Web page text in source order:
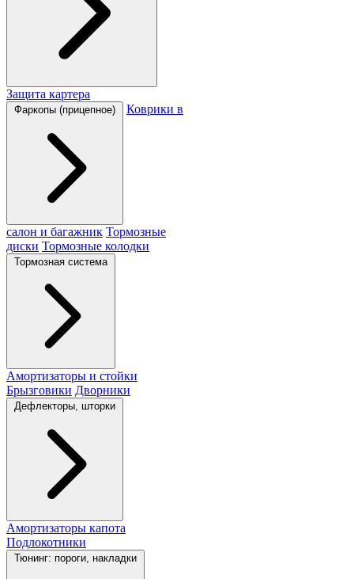
Защита картера
Фаркопы (прицепное) Коврики в
салон и багажник Тормозные
диски Тормозные колодки
Тормозная система
Амортизаторы и стойки
Брызговики Дворники
Дефлекторы, шторки
Амортизаторы капота
Подлокотники
Тюнинг: пороги, накладки